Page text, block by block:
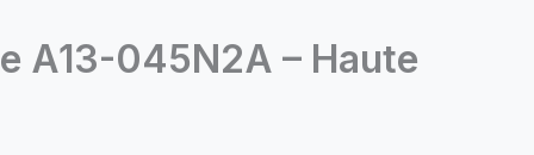
A13-045N2A – Haute